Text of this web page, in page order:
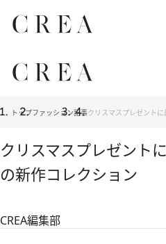
トップファッション記事クリスマスプレゼント
クリスマスプレゼント
の新作コレクション
CREA編集部